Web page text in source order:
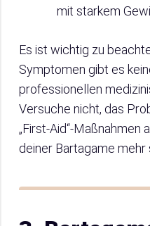
mit starkem
Es ist wichtig zu
Symptomen gibt es
professionellen
Versuche nicht, das
„First-Aid“-Maßnahmen
deiner Bartagame mehr